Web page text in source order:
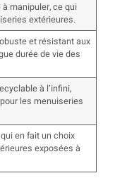
manipuler, ce qui
extérieures.
et résistant aux
durée de vie des
à l’infini,
les menuiseries
en fait un choix
exposées à